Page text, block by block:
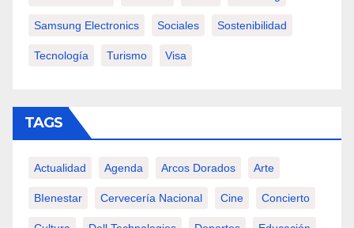
Samsung Electronics Sociales Sostenibilidad
Tecnología Turismo Visa
TAGS
Actualidad Agenda Arcos Dorados Arte
BIenestar Cervecería Nacional Cine Concierto